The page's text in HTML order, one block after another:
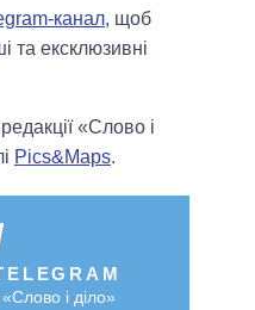
канал, щоб
та ексклюзивні
«Слово і
Pics&Maps.
і діло»